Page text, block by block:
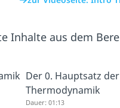
Inhalte aus dem
Der 0. Hauptsatz der
Thermodynamik
Dauer: 01:13